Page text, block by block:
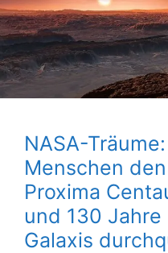
NASA-
Menschen
Proxima
und 130
Galaxis